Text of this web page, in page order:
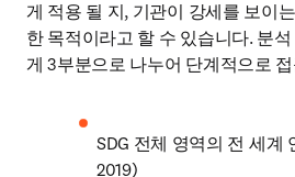
게 적용 될 지, 기관이 강세를 보이
한 목적이라고 할 수 있습니다. 분
게 3부분으로 나누어 단계적으로
SDG 전체 영역의 전 세계
2019)